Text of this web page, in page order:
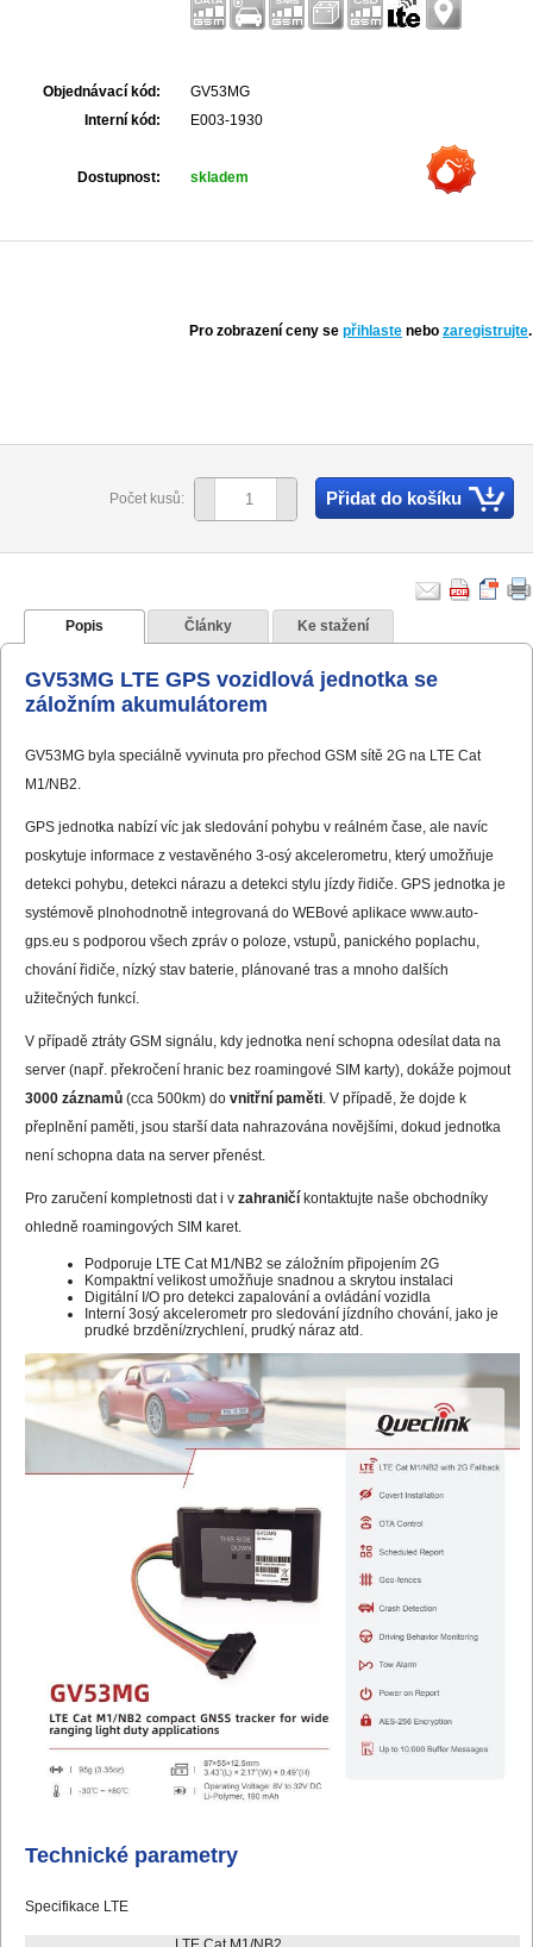
Objednávací kód:
GV53MG
Interní kód:
E003-1930
Dostupnost: skladem
Pro zobrazení ceny se přihlaste nebo zaregistrujte.
Počet kusů: Přidat do košíku
Popis Články Ke stažení
GV53MG LTE GPS vozidlová jednotka se
záložním akumulátorem
GV53MG byla speciálně vyvinuta pro přechod GSM sítě 2G na LTE Cat
M1/NB2.
GPS jednotka nabízí víc jak sledování pohybu v reálném čase, ale navíc
poskytuje informace z vestavěného 3-osý akcelerometru, který umožňuje
detekci pohybu, detekci nárazu a detekci stylu jízdy řidiče. GPS jednotka je
systémově plnohodnotně integrovaná do WEBové aplikace www.auto-
gps.eu s podporou všech zpráv o poloze, vstupů, panického poplachu,
chování řidiče, nízký stav baterie, plánované tras a mnoho dalších
užitečných funkcí.
V případě ztráty GSM signálu, kdy jednotka není schopna odesílat data na
server (např. překročení hranic bez roamingové SIM karty), dokáže pojmout
3000 záznamů (cca 500km) do vnitřní paměti . V případě, že dojde k
přeplnění paměti, jsou starší data nahrazována novějšími, dokud jednotka
není schopna data na server přenést.
Pro zaručení kompletnosti dat i v zahraničí kontaktujte naše obchodníky
ohledně roamingových SIM karet.
Podporuje LTE Cat M1/NB2 se záložním připojením 2G
Kompaktní velikost umožňuje snadnou a skrytou instalaci
Digitální I/O pro detekci zapalování a ovládání vozidla
Interní 3osý akcelerometr pro sledování jízdního chování, jako je
prudké brzdění/zrychlení, prudký náraz atd.
Technické parametry
Specifikace LTE